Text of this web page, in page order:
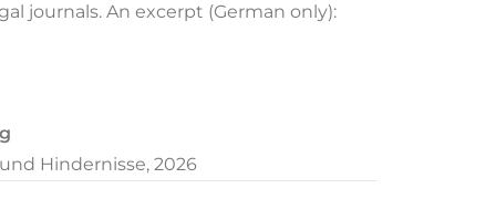
journals. An excerpt (German only):
Hindernisse, 2026